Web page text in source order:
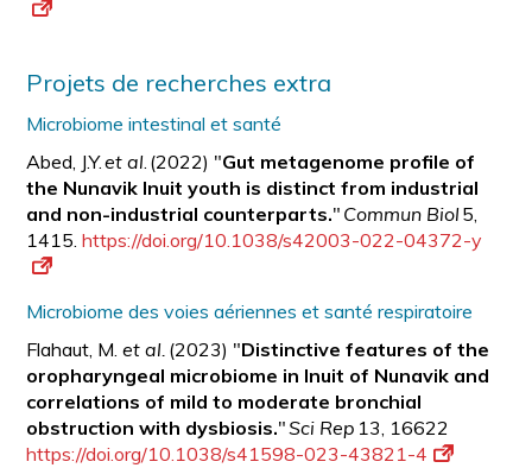
Projets de recherches extra
Microbiome intestinal et santé
Abed, J.Y.et al. (2022) "Gut metagenome profile of
the Nunavik Inuit youth is distinct from industrial
and non-industrial counterparts." Commun Biol5,
1415.https://doi.org/10.1038/s42003-022-04372-y
Microbiome des voies aériennes et santé respiratoire
Flahaut, M.et al. (2023) "Distinctive features of the
oropharyngeal microbiome in Inuit of Nunavik and
correlations of mild to moderate bronchial
obstruction with dysbiosis."Sci Rep 13, 16622
https://doi.org/10.1038/s41598-023-43821-4